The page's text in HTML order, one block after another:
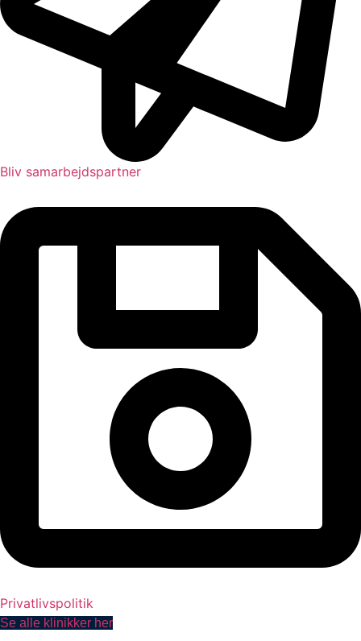
Bliv samarbejdspartner
Privatlivspolitik
Se alle klinikker her